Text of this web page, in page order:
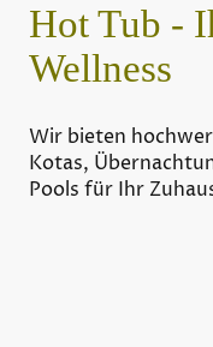
Hot Tub -
Wellness
Wir bieten
Kotas,
Pools für Ihr